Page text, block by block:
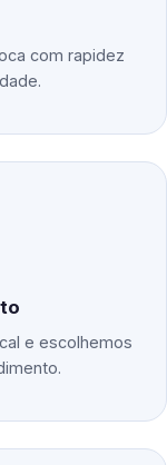
com rapidez
e escolhemos